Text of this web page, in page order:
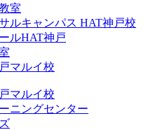
室
ルキャンパス HAT神戸校
ルHAT神戸
マルイ校
マルイ校
ニングセンター